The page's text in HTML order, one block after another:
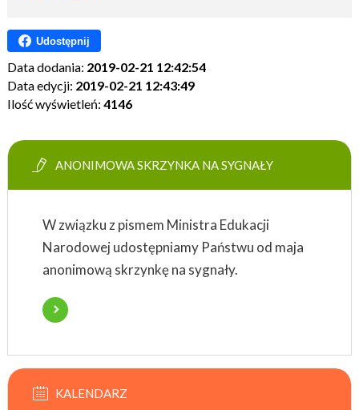
Udostępnij
Data dodania: 2019-02-21 12:42:54
Data edycji: 2019-02-21 12:43:49
Ilość wyświetleń: 4146
ANONIMOWA SKRZYNKA NA SYGNAŁY
W związku z pismem Ministra Edukacji
Narodowej udostępniamy Państwu od maja
anonimową skrzynkę na sygnały.
KALENDARZ